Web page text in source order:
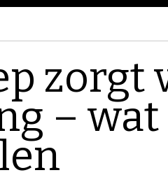
zorgt
– wat